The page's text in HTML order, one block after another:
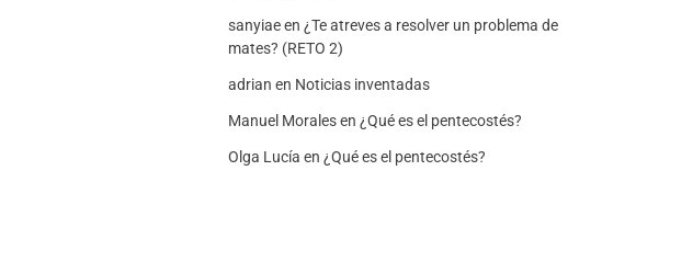
sanyiaeen ¿Te atreves a resolver un problema de
mates? (RETO 2)
adrian en Noticias inventadas
Manuel Moralesen ¿Qué es el pentecostés?
Olga Lucía en ¿Qué es el pentecostés?